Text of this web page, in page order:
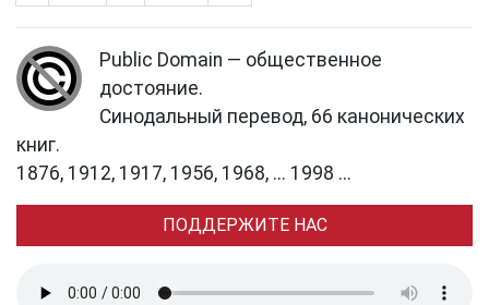
Public Domain — общественное
достояние.
Синодальный перевод, 66 канонических
книг.
1876, 1912, 1917, 1956, 1968, ... 1998 ...
ПОДДЕРЖИТЕ НАС